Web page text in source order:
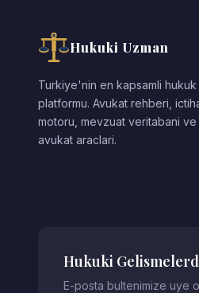
Hukuki Uzman
Turkiye'nin en kapsamli
platformu. Avukat rehberi,
motoru, mevzuat veritabani
avukat araclari.
Hukuki
E-posta bultenimize uye